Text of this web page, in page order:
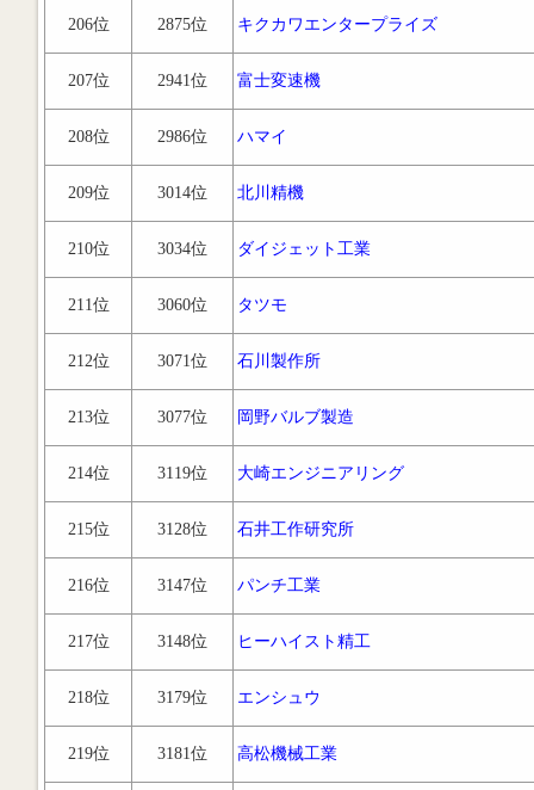
206位 2875位 キクカワエンタープライズ
207位 2941位 富士変速機
208位 2986位 ハマイ
209位 3014位 北川精機
210位 3034位 ダイジェット工業
211位 3060位 タツモ
212位 3071位 石川製作所
213位 3077位 岡野バルブ製造
214位 3119位 大崎エンジニアリング
215位 3128位 石井工作研究所
216位 3147位 パンチ工業
217位 3148位 ヒーハイスト精工
218位 3179位 エンシュウ
219位 3181位 高松機械工業